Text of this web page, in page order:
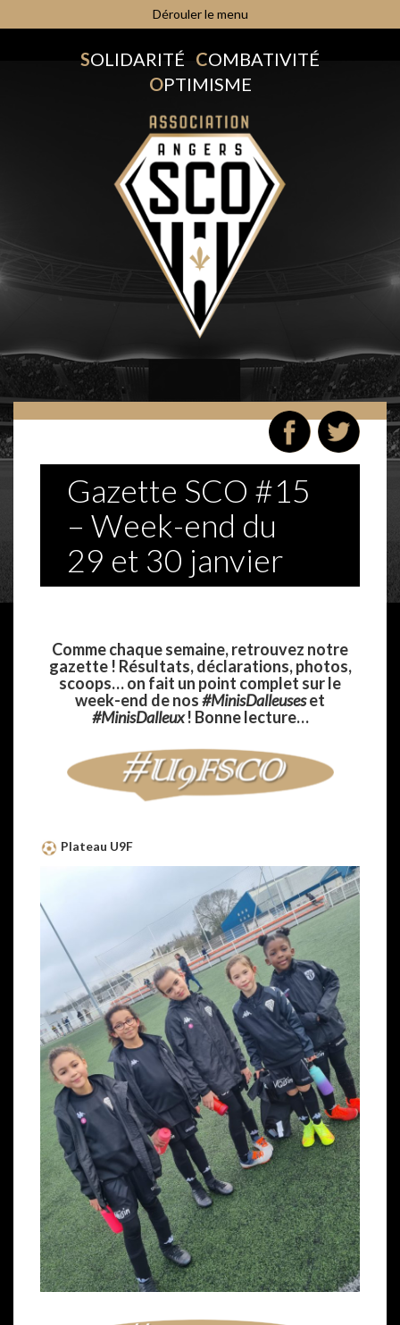
Dérouler le menu
SOLIDARITÉ COMBATIVITÉ
OPTIMISME
Gazette SCO #15
– Week-end du
29 et 30 janvier
Comme chaque semaine, retrouvez notre
gazette ! Résultats, déclarations, photos,
scoops… on fait un point complet sur le
week-end de nos#MinisDalleuseset
#MinisDalleux! Bonne lecture…
Plateau U9F